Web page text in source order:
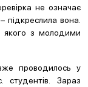
не означає
підкреслила вона.
якого з молодими
проводилось у
студентів. Зараз